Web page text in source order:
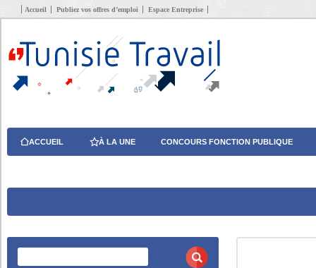
Accueil Publiez vos offres d’emploi Espace Entreprise
ACCUEIL À LA UNE CONCOURS FONCTION PUBLIQUE